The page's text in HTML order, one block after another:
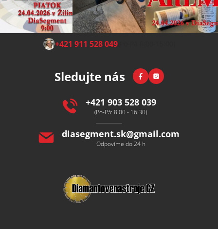
Z +421 911 528 049(Po-Pá 8:00-15:00)
Sledujte nás FacebookInstagram
+421 903 528 039
(Po-Pá: 8:00 - 16:30)
diasegment.sk@gmail.com
Odpovíme do 24 h